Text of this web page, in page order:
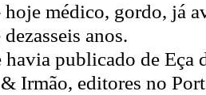
médico, gordo, já
anos.
havia publicado de Eça
Irmão, editores no